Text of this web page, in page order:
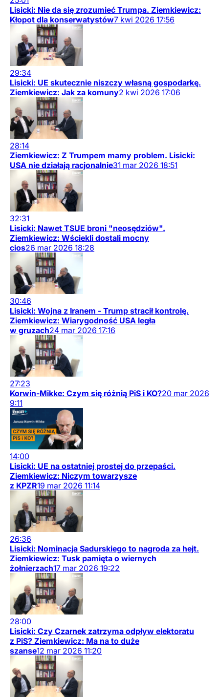
Lisicki: Nie da się zrozumieć Trumpa. Ziemkiewicz:
Kłopot dla konserwatystów7 kwi 2026 17:56
29:34
Lisicki: UE skutecznie niszczy własną gospodarkę.
Ziemkiewicz: Jak za komuny2 kwi 2026 17:06
28:14
Ziemkiewicz: Z Trumpem mamy problem. Lisicki:
USA nie działają racjonalnie31 mar 2026 18:51
32:31
Lisicki: Nawet TSUE broni "neosędziów".
Ziemkiewicz: Wściekli dostali mocny
cios26 mar 2026 18:28
30:46
Lisicki: Wojna z Iranem - Trump stracił kontrolę.
Ziemkiewicz: Wiarygodność USA legła
w gruzach24 mar 2026 17:16
27:23
Korwin-Mikke: Czym się różnią PiS i KO?20 mar 2026
9:11
14:00
Lisicki: UE na ostatniej prostej do przepaści.
Ziemkiewicz: Niczym towarzysze
z KPZR19 mar 2026 11:14
26:36
Lisicki: Nominacja Sadurskiego to nagroda za hejt.
Ziemkiewicz: Tusk pamięta o wiernych
żołnierzach17 mar 2026 19:22
28:00
Lisicki: Czy Czarnek zatrzyma odpływ elektoratu
z PiS? Ziemkiewicz: Ma na to duże
szanse12 mar 2026 11:20